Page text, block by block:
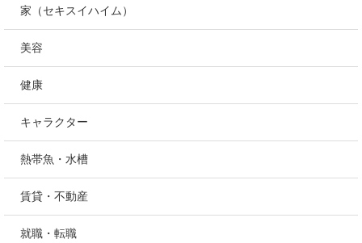
家（セキスイハイム）
美容
健康
キャラクター
熱帯魚・水槽
賃貸・不動産
就職・転職